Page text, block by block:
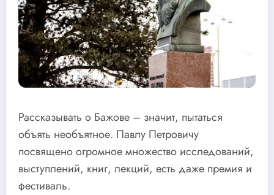
Рассказывать о Бажове – значит, пытаться
объять необъятное. Павлу Петровичу
посвящено огромное множество исследований,
выступлений, книг, лекций, есть даже премия и
фестиваль.